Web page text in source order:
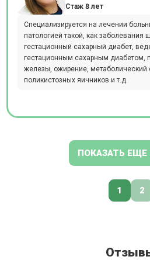
Стаж 8 лет
Специализируется на лечении
патологией такой, как заболевания
гестационный сахарный диабет,
гестационным сахарным диабетом,
железы, ожирение,
поликистозных яичников и т.д.
ПОКАЗАТЬ ЕЩЕ
1 2